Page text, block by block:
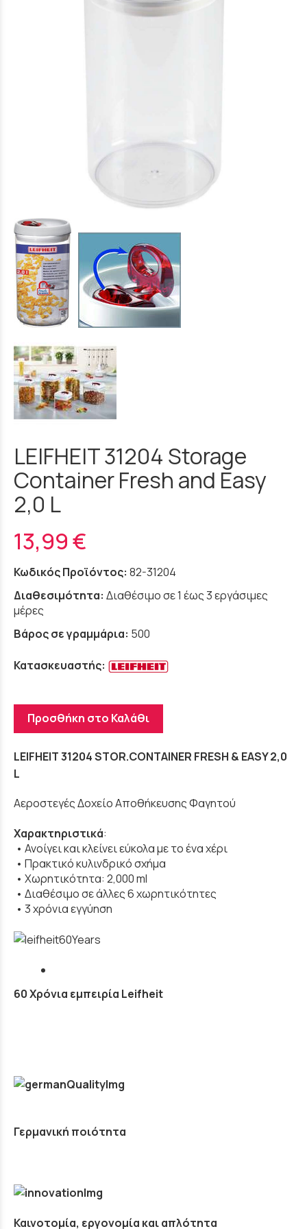
LEIFHEIT 31204 Storage
Container Fresh and Easy
2,0 L
13,99 €
Κωδικός Προϊόντος: 82-31204
Διαθεσιμότητα: Διαθέσιμο σε 1 έως 3 εργάσιμες
μέρες
Βάρος σε γραμμάρια: 500
Κατασκευαστής:
Προσθήκη στο Καλάθι
LEIFHEIT 31204 STOR.CONTAINER FRESH & EASY 2,0
L
Αεροστεγές Δοχείο Αποθήκευσης Φαγητού
Χαρακτηριστικά:
• Ανοίγει και κλείνει εύκολα με το ένα χέρι
• Πρακτικό κυλινδρικό σχήμα
• Χωρητικότητα: 2,000 ml
• Διαθέσιμο σε άλλες 6 χωρητικότητες
• 3 χρόνια εγγύηση
60 Χρόνια εμπειρία Leifheit
Γερμανική ποιότητα
Καινοτομία, εργονομία και απλότητα